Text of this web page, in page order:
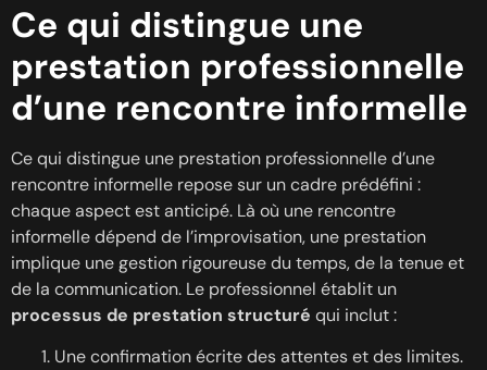
Ce qui distingue une
prestation professionnelle
d’une rencontre informelle
Ce qui distingue une prestation professionnelle d’une
rencontre informelle repose sur un cadre prédéfini :
chaque aspect est anticipé. Là où une rencontre
informelle dépend de l’improvisation, une prestation
implique une gestion rigoureuse du temps, de la tenue et
de la communication. Le professionnel établit un
processus de prestation structuré qui inclut :
Une confirmation écrite des attentes et des limites.